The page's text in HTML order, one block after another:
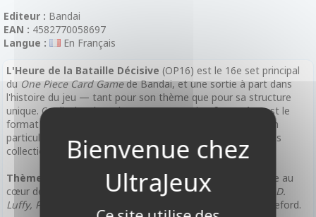
Editeur : Bandai
EAN : 4582770058697
Langue :
En Français
L'Heure de la Bataille Décisive (OP16) est le 16e set principal
du One Piece Card Gamede Bandai, et une sortie à part dans
l'histoire du jeu — tant pour son thème que pour sa structure
unique. Ce display de 24 boosters en versionfrançaiseest le
format idéal pour plonger pleinement dans cette extension
particulièrement attendue par les joueurs compétitifs et les
collectionneurs.
Thème principal : l'arc Marineford— Le set OP16 place au
cœur de l'action le légendaire affrontement entre
Monkey D.
Luffy, Portgas D. Ace
à Marineford.